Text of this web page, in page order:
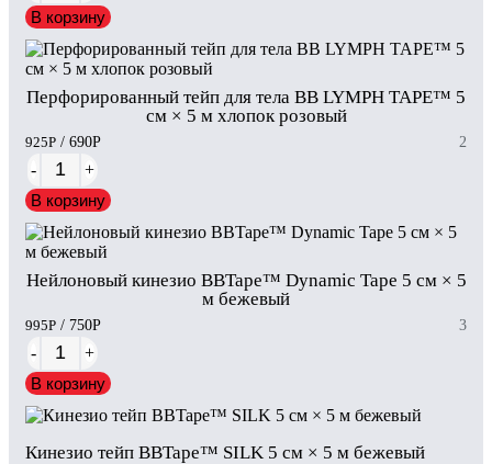
В корзину
Перфорированный тейп для тела BB LYMPH TAPE™ 5
см × 5 м хлопок розовый
925Р / 690Р 2
-
+
В корзину
Нейлоновый кинезио BBTape™ Dynamic Tape 5 см × 5
м бежевый
995Р / 750Р 3
-
+
В корзину
Кинезио тейп BBTape™ SILK 5 см × 5 м бежевый